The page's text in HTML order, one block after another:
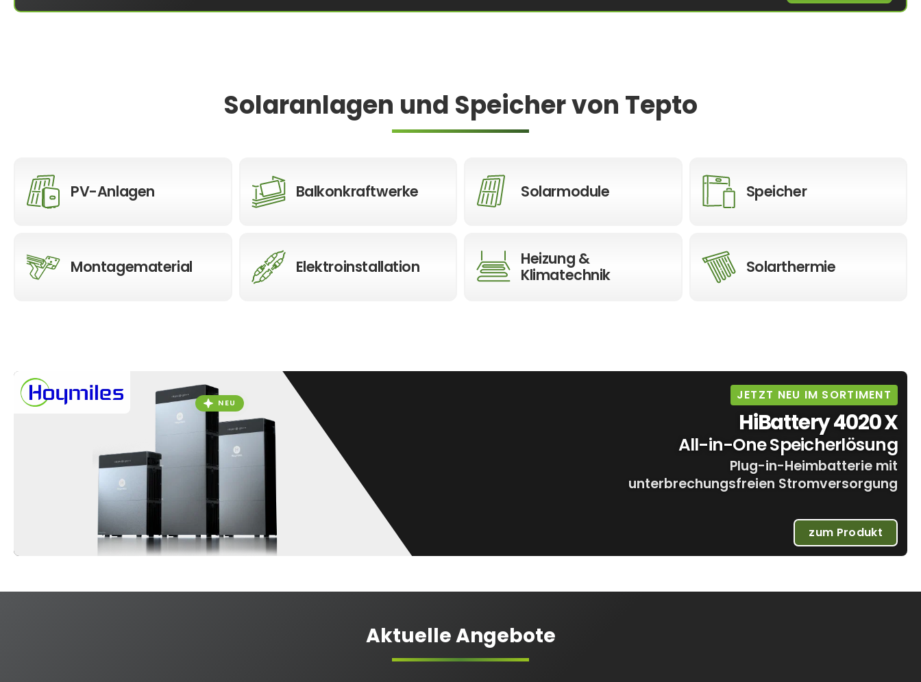
Solaranlagen und Speicher von Tepto
PV-Anlagen Balkonkraftwerke Solarmodule Speicher
Montagematerial Elektroinstallation
Heizung &
Klimatechnik
Solarthermie
NEU
JETZT NEU IM SORTIMENT
HiBattery 4020 X
All-in-One Speicherlösung
Plug-in-Heimbatterie mit
unterbrechungsfreien Stromversorgung
zum Produkt
Aktuelle Angebote